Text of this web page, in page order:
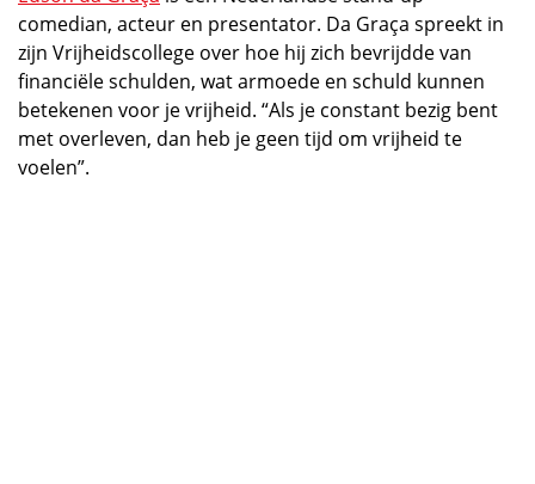
comedian, acteur en presentator. Da Graça spreekt in
zijn Vrijheidscollege over hoe hij zich bevrijdde van
financiële schulden, wat armoede en schuld kunnen
betekenen voor je vrijheid. “Als je constant bezig bent
met overleven, dan heb je geen tijd om vrijheid te
voelen”.